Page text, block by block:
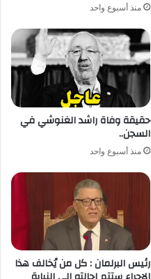
منذ أسبوع واحد
حقيقة وفاة راشد الغنوشي في
السجن..
منذ أسبوع واحد
رئيس البرلمان : كل من يُخالف هذا